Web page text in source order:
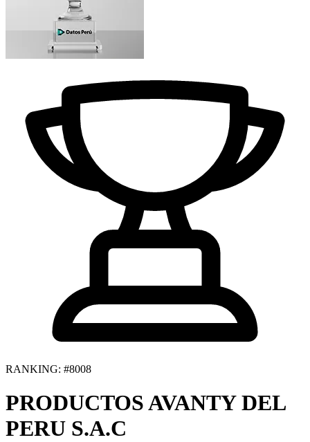
RANKING: #8008
PRODUCTOS AVANTY DEL
PERU S.A.C